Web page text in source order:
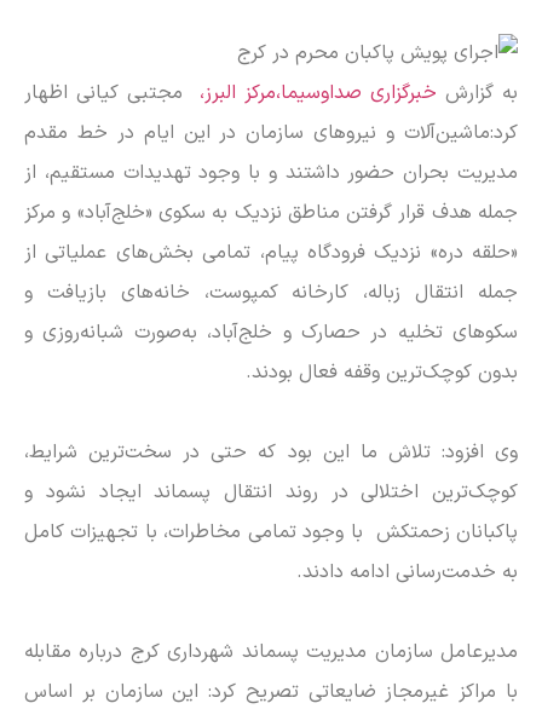
به گزارش خبرگزاری صداوسیما،مرکز البرز، مجتبی کیانی اظهار
کرد:ماشین‌آلات و نیرو‌های سازمان در این ایام در خط مقدم
مدیریت بحران حضور داشتند و با وجود تهدیدات مستقیم، از
جمله هدف قرار گرفتن مناطق نزدیک به سکوی «خلج‌آباد» و مرکز
«حلقه دره» نزدیک فرودگاه پیام، تمامی بخش‌های عملیاتی از
جمله انتقال زباله، کارخانه کمپوست، خانه‌های بازیافت و
سکو‌های تخلیه در حصارک و خلج‌آباد، به‌صورت شبانه‌روزی و
بدون کوچک‌ترین وقفه فعال بودند.
وی افزود: تلاش ما این بود که حتی در سخت‌ترین شرایط،
کوچک‌ترین اختلالی در روند انتقال پسماند ایجاد نشود و
پاکبانان زحمتکش با وجود تمامی مخاطرات، با تجهیزات کامل
به خدمت‌رسانی ادامه دادند.
مدیرعامل سازمان مدیریت پسماند شهرداری کرج درباره مقابله
با مراکز غیرمجاز ضایعاتی تصریح کرد: این سازمان بر اساس